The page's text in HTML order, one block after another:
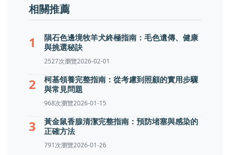
相關推薦
1
隕石色邊境牧羊犬終極指南：毛色遺傳、健康
與挑選秘訣
2527次瀏覽2026-02-01
2
柯基領養完整指南：從考慮到照顧的實用步驟
與常見問題
968次瀏覽2026-01-15
3
黃金鼠香腺清潔完整指南：預防堵塞與感染的
正確方法
791次瀏覽2026-01-26